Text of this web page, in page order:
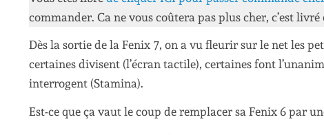
commander. Ca ne vous coûtera pas plus cher, c’est livré
Dès la sortie de la Fenix 7, on a vu fleurir sur le net les
certaines divisent (l’écran tactile), certaines font
interrogent (Stamina).
Est-ce que ça vaut le coup de remplacer sa Fenix 6 par